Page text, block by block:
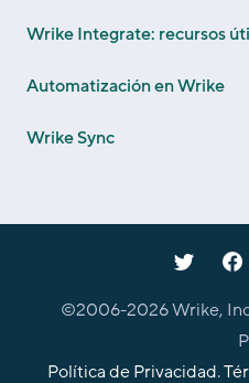
Wrike Integrate: recursos
Automatización en Wrike
Wrike Sync
©2006-2026Wrike,
Política de Privacidad.